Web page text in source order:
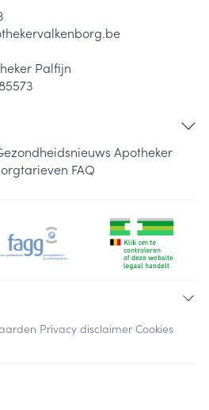
Palfijn
Apotheker
FAQ
Privacy disclaimer Cookies